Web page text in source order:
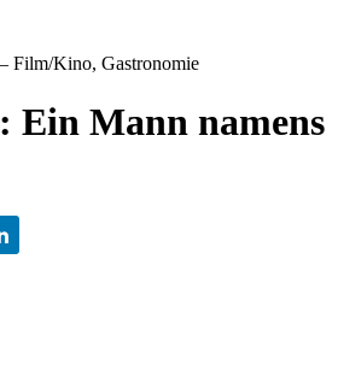
Film/Kino, Gastronomie
Ein Mann namens